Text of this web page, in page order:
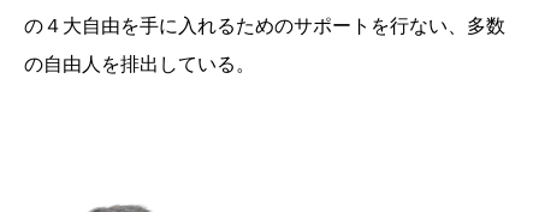
の４大自由を手に入れるためのサポートを行ない、多数
の自由人を排出している。